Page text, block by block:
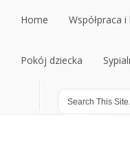
Home
Home
Współpraca
Współpraca
Pokój dziecka
Pokój dziecka